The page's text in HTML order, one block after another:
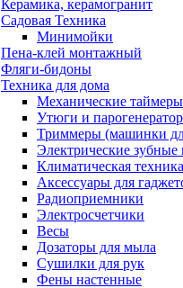
Керамика, керамогранит
Садовая Техника
Минимойки
Пена-клей монтажный
Фляги-бидоны
Техника для дома
Механические таймеры
Утюги и
Триммеры (машинки
Электрические зубные
Климатическая техника
Аксессуары для
Радиоприемники
Электросчетчики
Весы
Дозаторы для мыла
Сушилки для рук
Фены настенные